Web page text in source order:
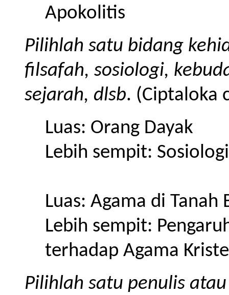
Apokolitis
Pilihlah satu bidang
filsafah, sosiologi,
sejarah, dlsb. (Ciptaloka
Luas: Orang Dayak
Lebih sempit:
Luas: Agama di Tanah
Lebih sempit:
terhadap Agama
Pilihlah satu penulis